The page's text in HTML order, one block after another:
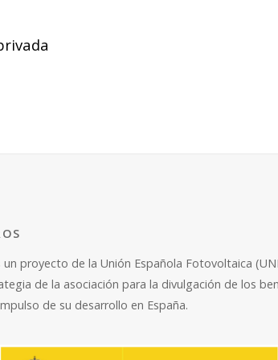
proyecto de la Unión Española Fotovoltaica
de la asociación para la divulgación de los
de su desarrollo en España.